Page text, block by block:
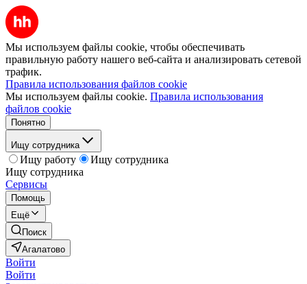
Мы используем файлы cookie, чтобы обеспечивать
правильную работу нашего веб-сайта и анализировать сетевой
трафик.
Правила использования файлов cookie
Мы используем файлы cookie. Правила использования
файлов cookie
Понятно
Ищу сотрудника
Ищу работу
Ищу сотрудника
Ищу сотрудника
Сервисы
Помощь
Ещё
Поиск
Агалатово
Войти
Войти